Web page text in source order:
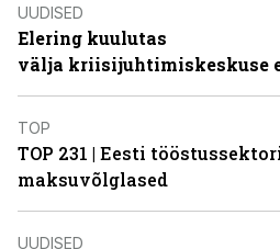
UUDISED
Elering kuulutas
välja kriisijuhtimiskeskuse
TOP
TOP 231 | Eesti
maksuvõlglased
UUDISED